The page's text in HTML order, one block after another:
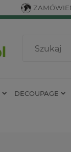
DECOUPAGE